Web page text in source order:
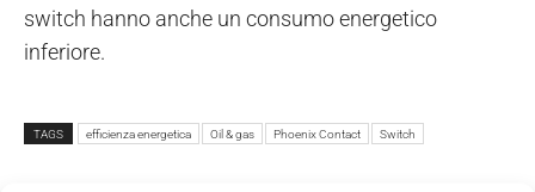
switch hanno anche un consumo energetico
inferiore.
TAGS efficienza energetica Oil & gas Phoenix Contact Switch